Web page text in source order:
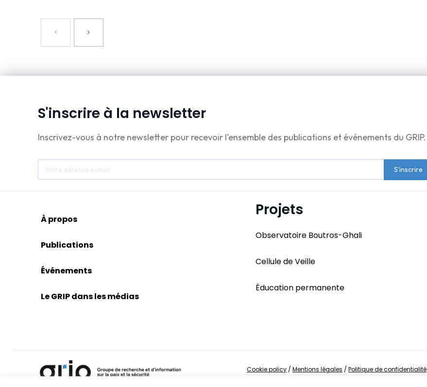
S'inscrire à la newsletter
Inscrivez-vous à notre newsletter pour recevoir l'ensemble des publications et événements du GRIP.
S'inscrire
À propos
Publications
Événements
Le GRIP dans les médias
Projets
Observatoire Boutros-Ghali
Cellule de Veille
Éducation permanente
Cookie policy / Mentions légales / Politique de confidentialité